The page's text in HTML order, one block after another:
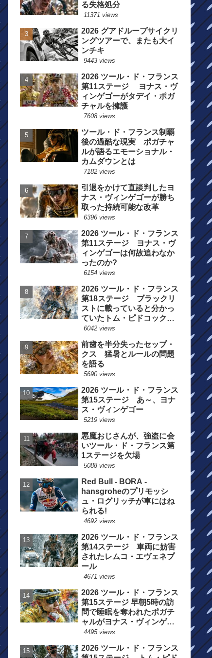
る失格処分
11371 views
2026 グアドループサイクリ
ングツアーで、またも大イ
ンチキ
9443 views
2026 ツール・ド・フランス
第11ステージ ヨナス・ヴ
ィンゲゴーがタデイ・ポガ
チャルを擁護
7608 views
ツール・ド・フランス制覇
後の過酷な現実 ポガチャ
ルが語るエモーショナル・
カムダウンとは
7182 views
引退をかけて直談判したヨ
ナス・ヴィンゲゴーが勝ち
取った持続可能な改革
6396 views
2026 ツール・ド・フランス
第11ステージ ヨナス・ヴ
ィンゲゴーは何故追わなか
ったのか?
6154 views
2026 ツール・ド・フランス
第18ステージ ブラックリ
ストに載っていると分かっ
ていたトム・ピドコックは
総合順位死守に
6042 views
前歯を半分失ったセップ・
クス 猛暑とルールの問題
を語る
5690 views
2026 ツール・ド・フランス
第15ステージ あ～、ヨナ
ス・ヴィンゲゴー
5219 views
悪魔おじさんが、強盗に会
いツール・ド・フランス第
1ステージを欠場
5088 views
Red Bull - BORA -
hansgroheのプリモッシ
ュ・ログリッチが車にはね
られる!
4692 views
2026 ツール・ド・フランス
第14ステージ 車両に妨害
されたレムコ・エヴェネプ
ール
4671 views
2026 ツール・ド・フランス
第15ステージ 早朝5時の訪
問で睡眠を奪われたポガチ
ャルがヨナス・ヴィンゲゴ
ーの離脱を惜しむ
4495 views
2026 ツール・ド・フランス